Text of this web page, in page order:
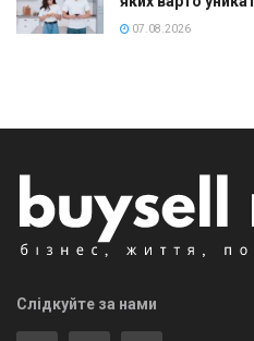
07.08.2026
Слідкуйте за нами